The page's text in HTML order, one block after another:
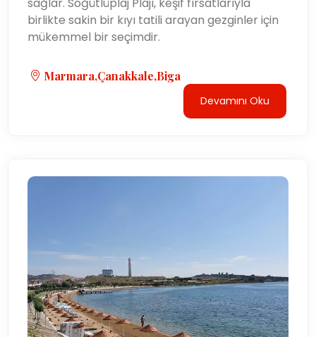
sağlar. Söğütlüplaj Plajı, keşif fırsatlarıyla
birlikte sakin bir kıyı tatili arayan gezginler için
mükemmel bir seçimdir.
Marmara,Çanakkale,Biga
Devamını Oku